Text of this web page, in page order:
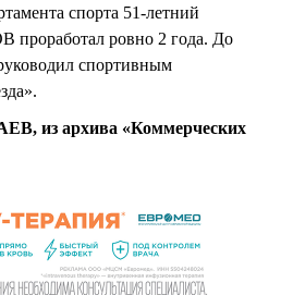
спорта 51-летний
ровно 2 года. До
спортивным
из архива «Коммерческих